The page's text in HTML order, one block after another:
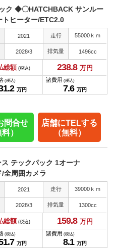
ク ◆〇HATCHBACK サンルー
トヒーター/ETC2.0
2021 走行 55000ｋｍ
2028/3 排気量 1496cc
総額 (税込) 238.8 万円
(税込)
2 万円
諸費用 (税込)
7.6 万円
問合せ
料）
店舗にTELする
（無料）
テックパック 1オーナ
全周囲カメラ
2021 走行 39000ｋｍ
2028/3 排気量 1300cc
総額 (税込) 159.8 万円
(税込)
7 万円
諸費用 (税込)
8.1 万円